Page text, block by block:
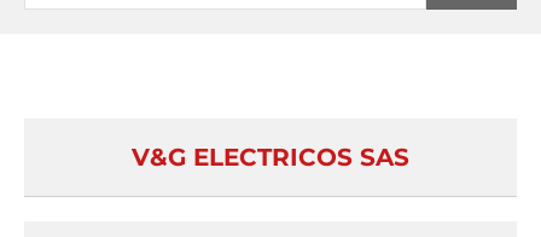
V&G ELECTRICOS SAS